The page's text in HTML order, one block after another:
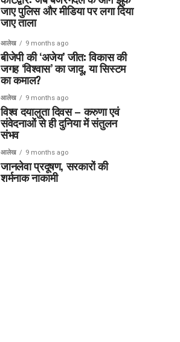
जाए पुलिस और मीडिया पर लगा दिया
जाए ताला
आलेख 9 months ago
बीजेपी की ‘अजेय’ जीत: विकास की
जगह ‘विश्वास’ का जादू, या सिस्टम
का कमाल?
आलेख 9 months ago
विश्व दयालुता दिवस – करुणा एवं
संवेदनाओं से ही दुनिया में संतुलन
संभव
आलेख 9 months ago
जानलेवा प्रदूषण, सरकारों की
शर्मनाक नाकामी